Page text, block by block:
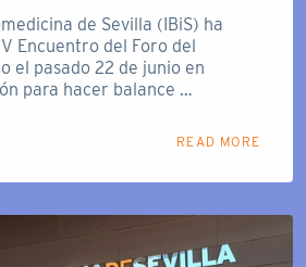
de Sevilla (IBiS) ha
Encuentro del Foro del
el pasado 22 de junio en
para hacer balance …
READ MORE